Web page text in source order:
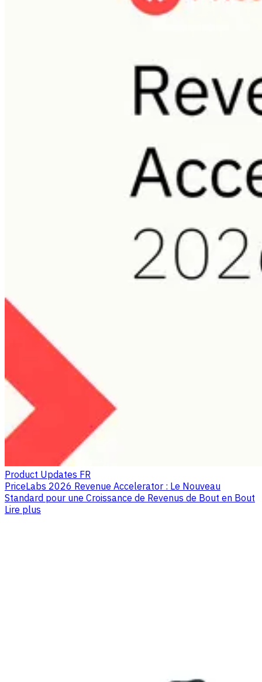
Product Updates FR
PriceLabs 2026 Revenue Accelerator : Le Nouveau
Standard pour une Croissance de Revenus de Bout en Bout
Lire plus